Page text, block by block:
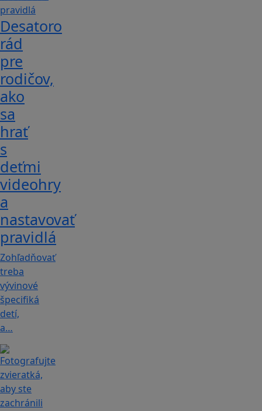
Desatoro
rád
pre
rodičov,
ako
sa
hrať
s
deťmi
videohry
a
nastavovať
pravidlá
Zohľadňovať
treba
vývinové
špecifiká
detí,
a…